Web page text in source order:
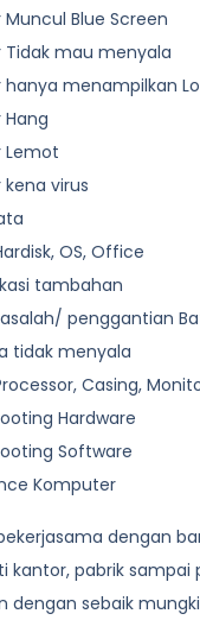
Blue Screen
mau menyala
menampilkan
virus
OS, Office
tambahan
penggantian
tidak menyala
Casing,
Hardware
Software
Komputer
dengan
kantor, pabrik sampai
dengan sebaik